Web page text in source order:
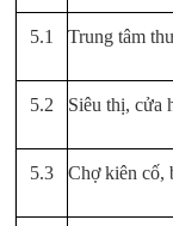
5.1 Trung tâm
5.2 Siêu thị, cửa
5.3 Chợ kiên cố,